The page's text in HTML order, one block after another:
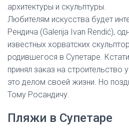
архитектуры и скульптуры.
Любителям искусства будет
Рендича (Galerija Ivan Rendić),
известных хорватских
родившегося в Супетаре.
принял заказ на строительство
это делом своей жизни. Но
Тому Росандичу.
Пляжи в Супетаре